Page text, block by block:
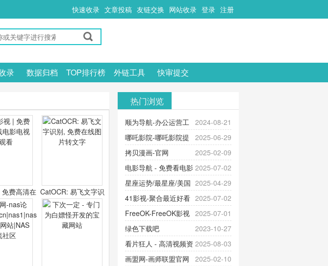
快速收录 文章投稿 友链交换 网站收录 登录 注册
录 数据归档 TOP排行榜 外链工具 快审提交
费高清在
剧观看
CatOCR: 易飞文字识
别, 免费在线图片转文
字
热门浏览
2024-08-21
顺为导航-办公运营工
具导航
2025-06-29
哪吒影院-哪吒影院提
供最新、最全的高清电影、电视
剧、动漫和综艺节目免费观看。平
台内容丰富，更新快速，支持在线
观看，满足各类影迷需求，提供无
广告、高清流畅的观影体验。
2025-02-09
拷贝漫画-官网
_www.copymango.com_动漫综合
2025-07-02
电影导航 - 免费看电影
就来这！ | 快导航网-免费看电影就
来这！收录大量免费看电影网站！
2025-04-29
星座运势/最星座/美国
神婆星座网
2025-07-02
41影视-聚合最近好看
的电视剧最新电影网站-41影视为您
提供最新成全短剧电视剧、电视剧
大全、好看的电视剧、最新的电影
在线观看，神马影院每天更新最新
2025-07-01
FreeOK-FreeOK影视
官网-最新影视资源|追剧也很卷
2023-10-27
绿色下载吧
2025-08-03
看片狂人 - 高清视频资
源免费在线观看
2025-02-10
画盟网-画师联盟官网